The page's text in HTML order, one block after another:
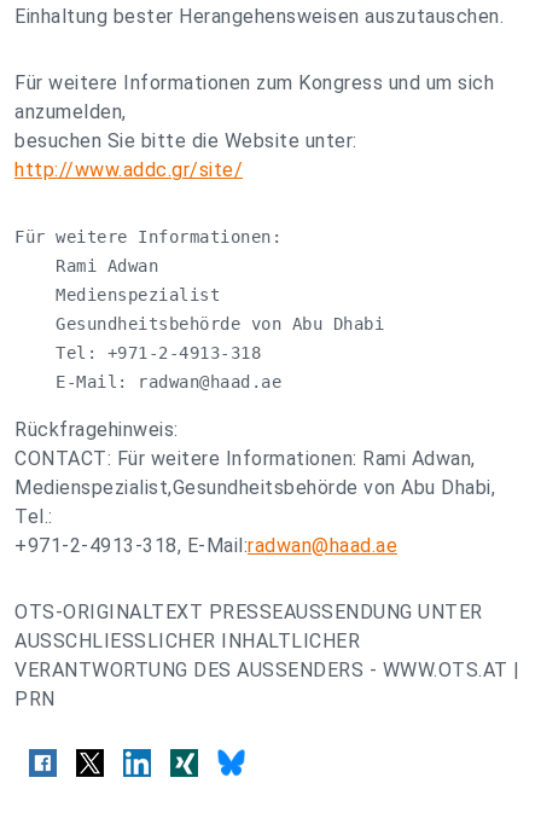
Einhaltung bester Herangehensweisen auszutauschen.
Für weitere Informationen zum Kongress und um sich
anzumelden,
besuchen Sie bitte die Website unter:
http://www.addc.gr/site/
Für weitere Informationen:
    Rami Adwan
    Medienspezialist
    Gesundheitsbehörde von Abu Dhabi
    Tel: +971-2-4913-318
    E-Mail:
radwan@haad.ae
Rückfragehinweis:
CONTACT: Für weitere Informationen: Rami Adwan,
Medienspezialist,Gesundheitsbehörde von Abu Dhabi,
Tel.:
+971-2-4913-318, E-Mail:radwan@haad.ae
OTS-ORIGINALTEXT PRESSEAUSSENDUNG UNTER
AUSSCHLIESSLICHER INHALTLICHER
VERANTWORTUNG DES AUSSENDERS - WWW.OTS.AT |
PRN